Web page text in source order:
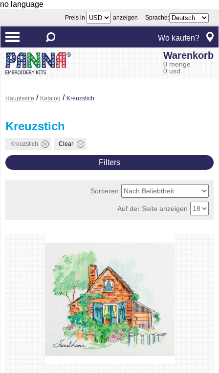
no language
Preis in anzeigen Sprache:
Wo kaufen?
Warenkorb
0 menge
0 usd
Hauptseite / Katalog / Kreuzstich
Kreuzstich
Kreuzstich Clear
Filters
Sortieren
Auf der Seite anzeigen